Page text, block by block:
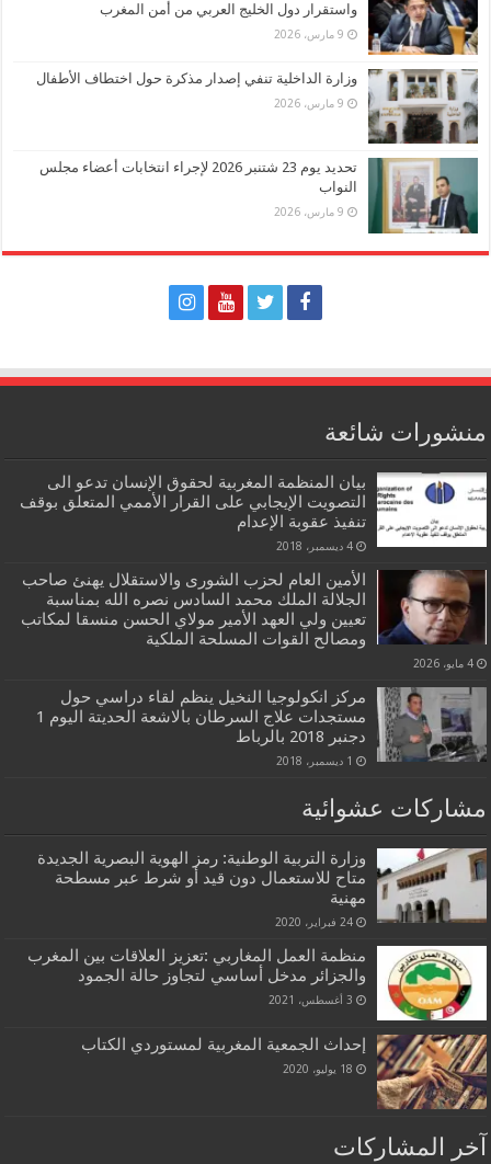
واستقرار دول الخليج العربي من أمن المغرب
9 مارس، 2026
وزارة الداخلية تنفي إصدار مذكرة حول اختطاف الأطفال
9 مارس، 2026
تحديد يوم 23 شتنبر 2026 لإجراء انتخابات أعضاء مجلس
النواب
9 مارس، 2026
منشورات شائعة
بيان المنظمة المغربية لحقوق الإنسان تدعو الى
التصويت الإيجابي على القرار الأممي المتعلق بوقف
تنفيذ عقوبة الإعدام
4 ديسمبر، 2018
الأمين العام لحزب الشورى والاستقلال يهنئ صاحب
الجلالة الملك محمد السادس نصره الله بمناسبة
تعيين ولي العهد الأمير مولاي الحسن منسقا لمكاتب
ومصالح القوات المسلحة الملكية
4 مايو، 2026
مركز انكولوجيا النخيل ينظم لقاء دراسي حول
مستجدات علاج السرطان بالاشعة الحديتة اليوم 1
دجنبر 2018 بالرباط
1 ديسمبر، 2018
مشاركات عشوائية
وزارة التربية الوطنية: رمز الهوية البصرية الجديدة
متاح للاستعمال دون قيد أو شرط عبر مسطحة
مهنية
24 فبراير، 2020
منظمة العمل المغاربي :تعزيز العلاقات بين المغرب
والجزائر مدخل أساسي لتجاوز حالة الجمود
3 أغسطس، 2021
إحداث الجمعية المغربية لمستوردي الكتاب
18 يوليو، 2020
آخر المشاركات